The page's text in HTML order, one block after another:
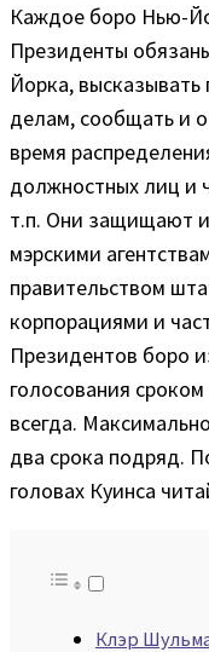
Каждое боро Нью-
Президенты
Йорка,
делам, сообщать и
время
должностных лиц и
т.п. Они защищают
мэрскими
правительством
корпорациями и
Президентов боро
голосования
всегда.
два срока подряд.
головах Куинса
Клэр